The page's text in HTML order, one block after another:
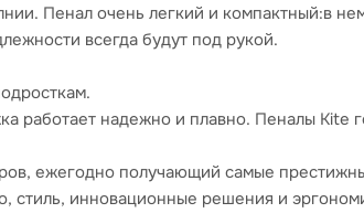
Пенал очень легкий и компактный:в
всегда будут под рукой.
работает надежно и плавно. Пеналы
ежегодно получающий самые
стиль, инновационные решения и